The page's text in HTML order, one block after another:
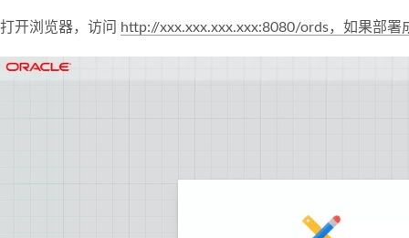
打开浏览器，访问 http://xxx.xxx.xxx.xxx:8080/ords，如果部署